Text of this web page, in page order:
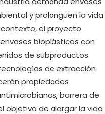
y prolonguen la vida
el proyecto
envases bioplásticos con
de subproductos
de extracción
propiedades
barrera de
objetivo de alargar la vida